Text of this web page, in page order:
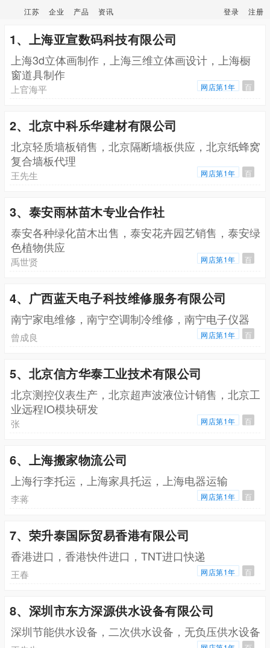
江苏 企业 产品 资讯 登录 注册
1、上海亚宣数码科技有限公司
上海3d立体画制作，上海三维立体画设计，上海橱
窗道具制作
上官海平 网店第1年 百
2、北京中科乐华建材有限公司
北京轻质墙板销售，北京隔断墙板供应，北京纸蜂窝
复合墙板代理
王先生 网店第1年 百
3、泰安雨林苗木专业合作社
泰安各种绿化苗木出售，泰安花卉园艺销售，泰安绿
色植物供应
禹世贤 网店第1年 百
4、广西蓝天电子科技维修服务有限公司
南宁家电维修，南宁空调制冷维修，南宁电子仪器
曾成良 网店第1年 百
5、北京信方华泰工业技术有限公司
北京测控仪表生产，北京超声波液位计销售，北京工
业远程IO模块研发
张 网店第1年 百
6、上海搬家物流公司
上海行李托运，上海家具托运，上海电器运输
李蒋 网店第1年 百
7、荣升泰国际贸易香港有限公司
香港进口，香港快件进口，TNT进口快递
王春 网店第1年 百
8、深圳市东方深源供水设备有限公司
深圳节能供水设备，二次供水设备，无负压供水设备